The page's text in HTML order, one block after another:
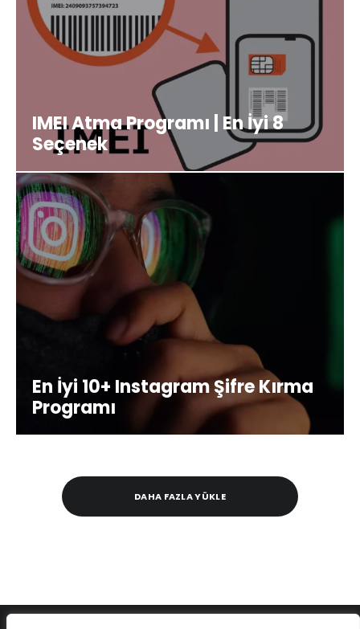
IMEI Atma Programı | En İyi 8
Seçenek
En İyi 10+ Instagram Şifre Kırma
Programı
DAHA FAZLA YÜKLE